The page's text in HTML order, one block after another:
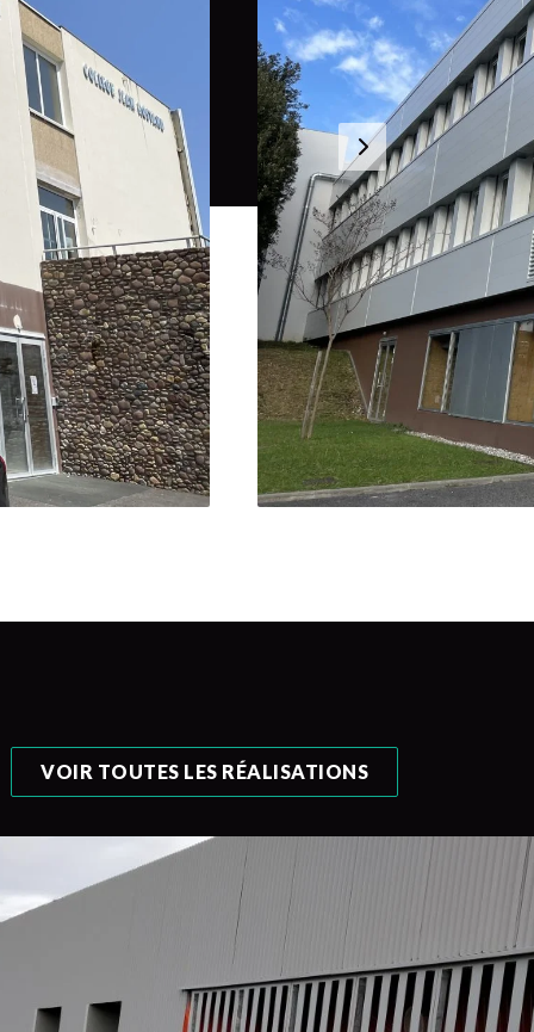
consentez à notre
ACCEPTER REFUSER
VOIR TOUTES LES RÉALISATIONS